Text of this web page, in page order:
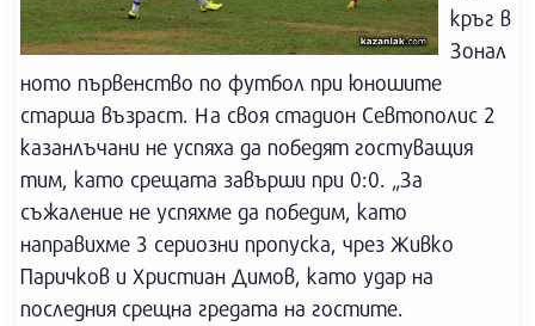
кръг в
Зонал
ното първенство по футбол при юношите
старша възраст. На своя стадион Севтополис 2
казанлъчани не успяха да победят гостуващия
тим, като срещата завърши при 0:0. „За
съжаление не успяхме да победим, като
направихме 3 сериозни пропуска, чрез Живко
Паричков и Христиан Димов, като удар на
последния срещна гредата на гостите.